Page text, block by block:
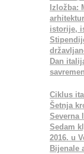
Izložba:
istorije,
Dan
Ciklus
Šetnja
Severna
Sedam
2016. u
Bijenale